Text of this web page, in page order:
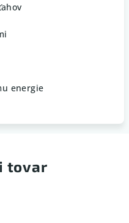
energie
tovar